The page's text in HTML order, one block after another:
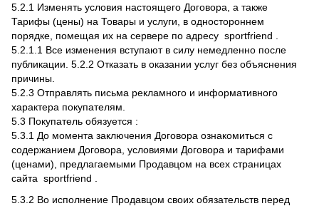
5.2.1 Изменять условия настоящего Договора, а также
Тарифы (цены) на Товары и услуги, в одностороннем
порядке, помещая их на сервере по адресу sportfriend .
5.2.1.1 Все изменения вступают в силу немедленно после
публикации. 5.2.2 Отказать в оказании услуг без объяснения
причины.
5.2.3 Отправлять письма рекламного и информативного
характера покупателям.
5.3 Покупатель обязуется :
5.3.1 До момента заключения Договора ознакомиться с
содержанием Договора, условиями Договора и тарифами
(ценами), предлагаемыми Продавцом на всех страницах
сайта sportfriend .
5.3.2 Во исполнение Продавцом своих обязательств перед